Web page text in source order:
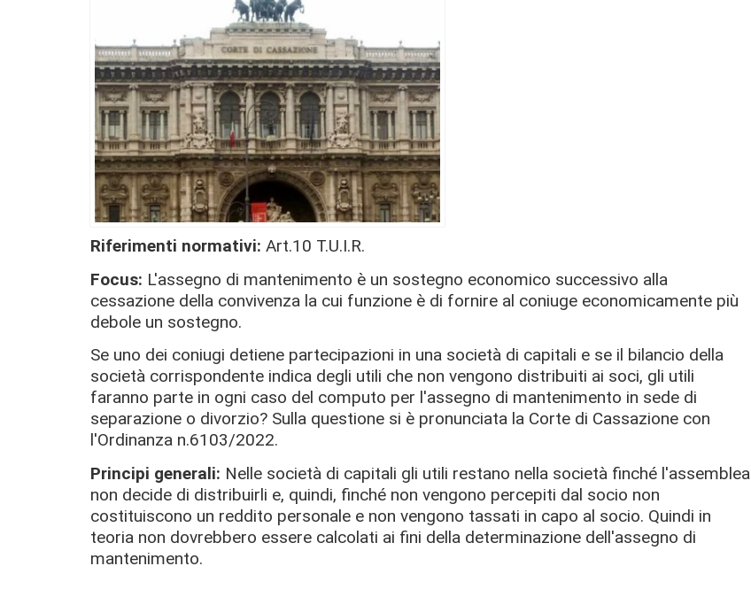
Riferimenti normativi: Art.10 T.U.I.R.
Focus: L'assegno di mantenimento è un sostegno economico successivo alla
cessazione della convivenza la cui funzione è di fornire al coniuge economicamente più
debole un sostegno.
Se uno dei coniugi detiene partecipazioni in una società di capitali e se il bilancio della
società corrispondente indica degli utili che non vengono distribuiti ai soci, gli utili
faranno parte in ogni caso del computo per l'assegno di mantenimento in sede di
separazione o divorzio? Sulla questione si è pronunciata la Corte di Cassazione con
l'Ordinanza n.6103/2022.
Principi generali: Nelle società di capitali gli utili restano nella società finché l'assemblea
non decide di distribuirli e, quindi, finché non vengono percepiti dal socio non
costituiscono un reddito personale e non vengono tassati in capo al socio. Quindi in
teoria non dovrebbero essere calcolati ai fini della determinazione dell'assegno di
mantenimento.